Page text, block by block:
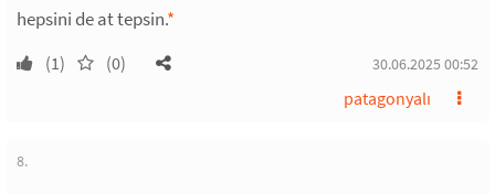
hepsini de at tepsin.*
(1) (0) 30.06.2025 00:52
patagonyalı
8.